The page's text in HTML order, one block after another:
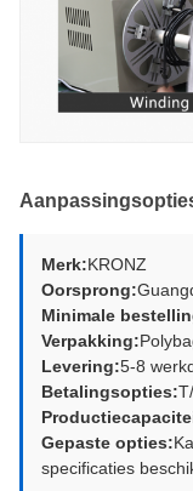
Merk:KRONZ
Oorsprong:
Minimale
Verpakking:
Levering:5-8
Betalingsopties:
Gepaste opties:
specificaties